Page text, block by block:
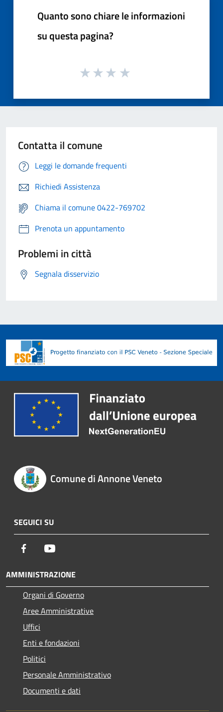
Quanto sono chiare le informazioni
su questa pagina?
Contatta il comune
Leggi le domande frequenti
Richiedi Assistenza
Chiama il comune 0422-769702
Prenota un appuntamento
Problemi in città
Segnala disservizio
Comune di Annone Veneto
SEGUICI SU
Facebook
AMMINISTRAZIONE
Organi di Governo
Aree Amministrative
Uffici
Enti e fondazioni
Politici
Personale Amministrativo
Documenti e dati